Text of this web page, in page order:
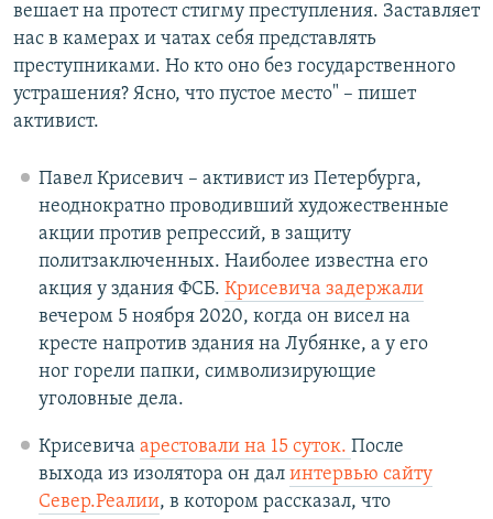
вешает на протест стигму преступления. Заставляет
нас в камерах и чатах себя представлять
преступниками. Но кто оно без государственного
устрашения? Ясно, что пустое место" – пишет
активист.
Павел Крисевич – активист из Петербурга,
неоднократно проводивший художественные
акции против репрессий, в защиту
политзаключенных. Наиболее известна его
акция у здания ФСБ. Крисевича задержали
вечером 5 ноября 2020, когда он висел на
кресте напротив здания на Лубянке, а у его
ног горели папки, символизирующие
уголовные дела.
Крисевича арестовали на 15 суток. После
выхода из изолятора он дал интервью сайту
Север.Реалии, в котором рассказал, что